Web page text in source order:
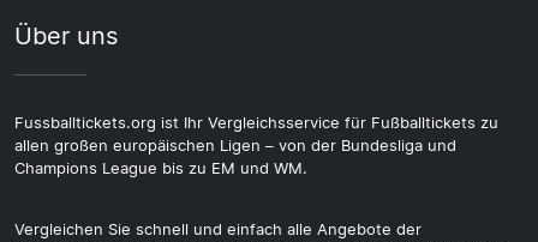
Über uns
Fussballtickets.org ist Ihr Vergleichsservice für Fußballtickets zu
allen großen europäischen Ligen – von der Bundesliga und
Champions League bis zu EM und WM.
Vergleichen Sie schnell und einfach alle Angebote der